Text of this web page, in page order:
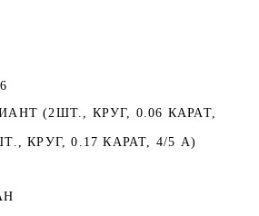
(2ШТ., КРУГ, 0.06 КАРАТ,
КРУГ, 0.17 КАРАТ, 4/5 А)